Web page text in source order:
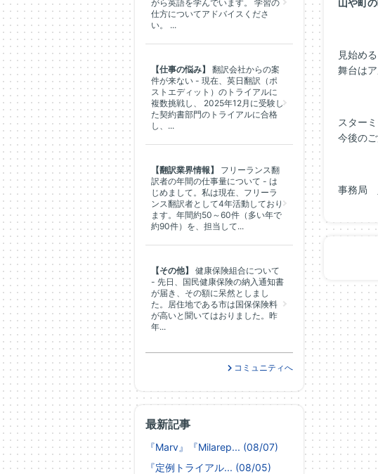
見始め
舞台は
スター
今後の
事務局
最新記事
『Marv』『Milarep... (08/07)
『定例トライアル... (08/05)
がら英語を学んでいます。 学習の
仕方についてアドバイスくださ
い。 ...
【仕事の悩み】
翻訳会社からの案
件が来ない - 現在、英日翻訳（ポ
ストエディット）のトライアルに
複数挑戦し、 2025年12月に受験し
た契約書部門のトライアルに合格
し、...
【翻訳業界情報】
フリーランス翻
訳者の年間の仕事量について - は
じめまして。私は現在、フリーラ
ンス翻訳者として4年活動しており
ます。年間約50～60件（多い年で
約90件）を、担当して...
【その他】
健康保険組合について
- 先日、国民健康保険の納入通知書
が届き、その額に呆然としまし
た。居住地である市は国保保険料
が高いと聞いてはおりました。昨
年...
コミュニティへ